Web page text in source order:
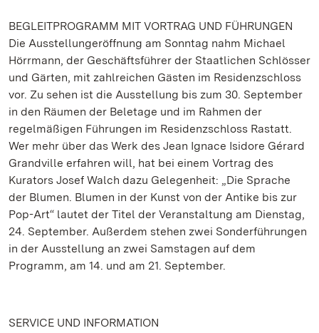
BEGLEITPROGRAMM MIT VORTRAG UND FÜHRUNGEN
Die Ausstellungeröffnung am Sonntag nahm Michael
Hörrmann, der Geschäftsführer der Staatlichen Schlösser
und Gärten, mit zahlreichen Gästen im Residenzschloss
vor. Zu sehen ist die Ausstellung bis zum 30. September
in den Räumen der Beletage und im Rahmen der
regelmäßigen Führungen im Residenzschloss Rastatt.
Wer mehr über das Werk des Jean Ignace Isidore Gérard
Grandville erfahren will, hat bei einem Vortrag des
Kurators Josef Walch dazu Gelegenheit: „Die Sprache
der Blumen. Blumen in der Kunst von der Antike bis zur
Pop-Art“ lautet der Titel der Veranstaltung am Dienstag,
24. September. Außerdem stehen zwei Sonderführungen
in der Ausstellung an zwei Samstagen auf dem
Programm, am 14. und am 21. September.
SERVICE UND INFORMATION